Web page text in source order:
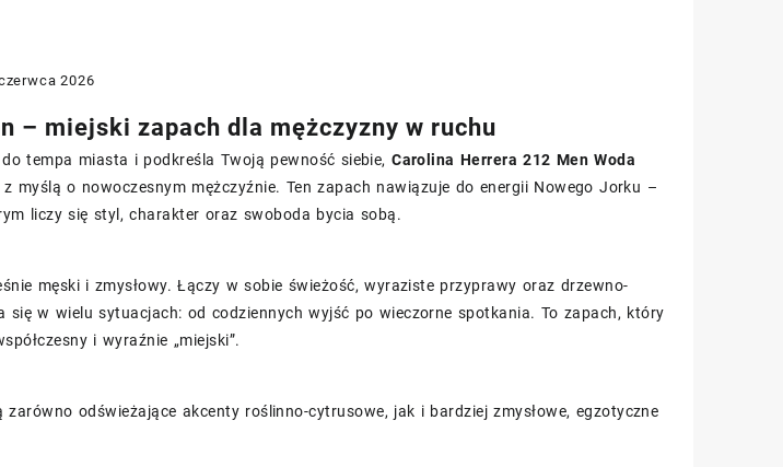
2026
– miejski zapach dla mężczyzny w ruchu
tempa miasta i podkreśla Twoją pewność siebie,Carolina Herrera 212 Men Woda
myślą o nowoczesnym mężczyźnie. Ten zapach nawiązuje do energii Nowego Jorku –
liczy się styl, charakter oraz swoboda bycia sobą.
męski i zmysłowy. Łączy w sobie świeżość, wyraziste przyprawy oraz drzewno-
się w wielu sytuacjach: od codziennych wyjść po wieczorne spotkania. To zapach, który
i wyraźnie „miejski”.
odświeżające akcenty roślinno-cytrusowe, jak i bardziej zmysłowe, egzotyczne